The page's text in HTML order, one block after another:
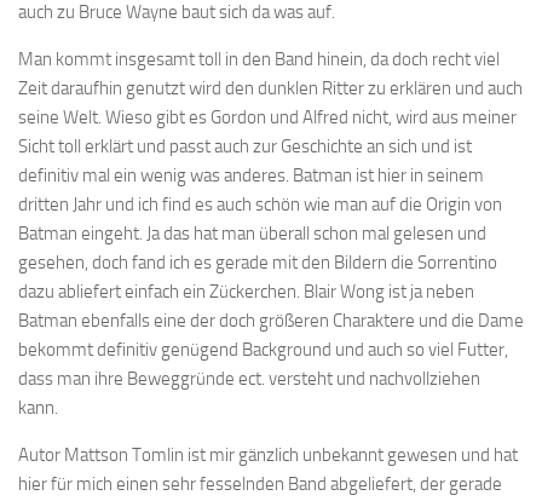
auch zu Bruce Wayne baut sich da was auf.
Man kommt insgesamt toll in den Band hinein, da doch recht viel
Zeit daraufhin genutzt wird den dunklen Ritter zu erklären und auch
seine Welt. Wieso gibt es Gordon und Alfred nicht, wird aus meiner
Sicht toll erklärt und passt auch zur Geschichte an sich und ist
definitiv mal ein wenig was anderes. Batman ist hier in seinem
dritten Jahr und ich find es auch schön wie man auf die Origin von
Batman eingeht. Ja das hat man überall schon mal gelesen und
gesehen, doch fand ich es gerade mit den Bildern die Sorrentino
dazu abliefert einfach ein Zückerchen. Blair Wong ist ja neben
Batman ebenfalls eine der doch größeren Charaktere und die Dame
bekommt definitiv genügend Background und auch so viel Futter,
dass man ihre Beweggründe ect. versteht und nachvollziehen
kann.
Autor Mattson Tomlin ist mir gänzlich unbekannt gewesen und hat
hier für mich einen sehr fesselnden Band abgeliefert, der gerade